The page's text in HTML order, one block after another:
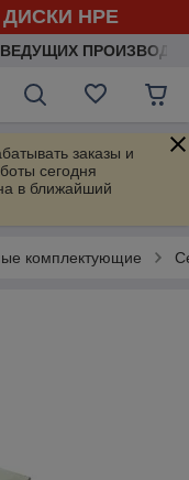
HPE
заказы и
сегодня
в ближайший
комплектующие